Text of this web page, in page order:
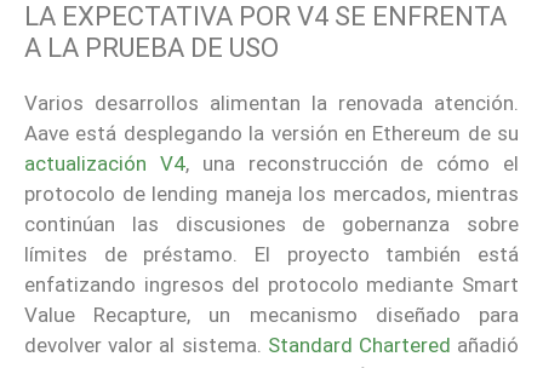
LA EXPECTATIVA POR V4 SE ENFRENTA
A LA PRUEBA DE USO
Varios desarrollos alimentan la renovada atención.
Aave está desplegando la versión en Ethereum de su
actualización V4, una reconstrucción de cómo el
protocolo de lending maneja los mercados, mientras
continúan las discusiones de gobernanza sobre
límites de préstamo. El proyecto también está
enfatizando ingresos del protocolo mediante Smart
Value Recapture, un mecanismo diseñado para
devolver valor al sistema. Standard Chartered añadió